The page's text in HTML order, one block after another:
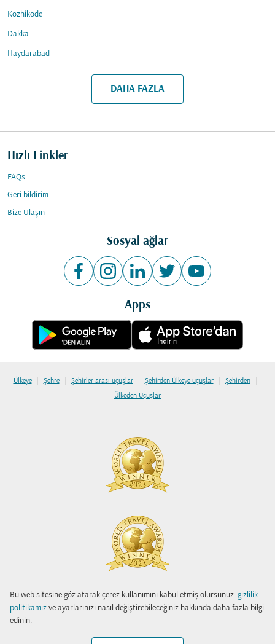
Bu web sitesine göz atarak çerez kullanımını kabul etmiş olursunuz. gizlilik
politikamız ve ayarlarınızı nasıl değiştirebileceğiniz hakkında daha fazla bilgi
edinin.
Kozhikode
Dakka
Haydarabad
DAHA FAZLA
Hızlı Linkler
FAQs
Geri bildirim
Bize Ulaşın
Sosyal ağlar
Apps
Ülkeye | Şehre | Şehirler arası uçuşlar | Şehirden Ülkeye uçuşlar | Şehirden |
Ülkeden Uçuşlar